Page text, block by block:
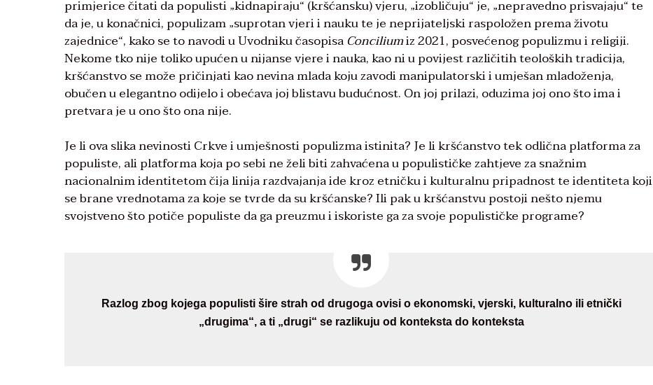
primjerice čitati da populisti „kidnapiraju“ (kršćansku) vjeru, „izobličuju“ je, „nepravedno prisvajaju“ te
da je, u konačnici, populizam „suprotan vjeri i nauku te je neprijateljski raspoložen prema životu
zajednice“, kako se to navodi u Uvodniku časopisa Conciliumiz 2021, posvećenog populizmu i religiji.
Nekome tko nije toliko upućen u nijanse vjere i nauka, kao ni u povijest različitih teoloških tradicija,
kršćanstvo se može pričinjati kao nevina mlada koju zavodi manipulatorski i umješan mladoženja,
obučen u elegantno odijelo i obećava joj blistavu budućnost. On joj prilazi, oduzima joj ono što ima i
pretvara je u ono što ona nije.
Je li ova slika nevinosti Crkve i umješnosti populizma istinita? Je li kršćanstvo tek odlična platforma za
populiste, ali platforma koja po sebi ne želi biti zahvaćena u populističke zahtjeve za snažnim
nacionalnim identitetom čija linija razdvajanja ide kroz etničku i kulturalnu pripadnost te identiteta koji
se brane vrednotama za koje se tvrde da su kršćanske? Ili pak u kršćanstvu postoji nešto njemu
svojstveno što potiče populiste da ga preuzmu i iskoriste ga za svoje populističke programe?
Razlog zbog kojega populisti šire strah od drugoga ovisi o ekonomski, vjerski, kulturalno ili etnički
„drugima“, a ti „drugi“ se razlikuju od konteksta do konteksta